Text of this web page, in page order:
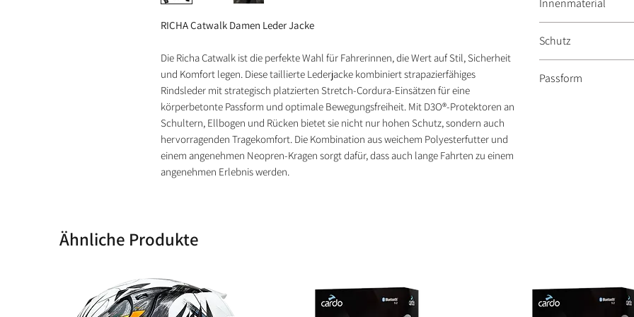
RICHA Catwalk Damen Leder Jacke
Die Richa Catwalk ist die perfekte Wahl für Fahrerinnen, die Wert auf Stil, Sicherheit
und Komfort legen. Diese taillierte Lederjacke kombiniert strapazierfähiges
Rindsleder mit strategisch platzierten Stretch-Cordura-Einsätzen für eine
körperbetonte Passform und optimale Bewegungsfreiheit. Mit D3O®-Protektoren an
Schultern, Ellbogen und Rücken bietet sie nicht nur hohen Schutz, sondern auch
hervorragenden Tragekomfort. Die Kombination aus weichem Polyesterfutter und
einem angenehmen Neopren-Kragen sorgt dafür, dass auch lange Fahrten zu einem
angenehmen Erlebnis werden.
praktische
Weiche
maximalen
Verstellbare
für Schutz und
Komfort
Neoprenschicht
zu vermeiden
Schutz
Schultern und
Passform
→ Viele nehmen +2
Ähnliche Produkte